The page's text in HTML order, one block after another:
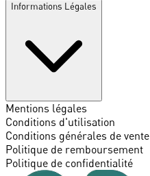
Informations Légales
Mentions légales
Conditions d'utilisation
Conditions générales de vente
Politique de remboursement
Politique de confidentialité